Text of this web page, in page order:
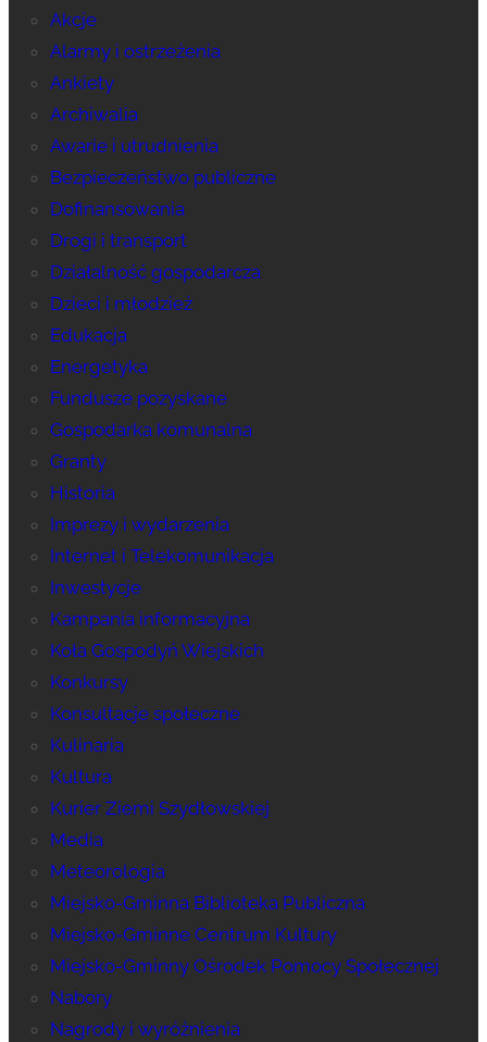
Akcje
Alarmy i ostrzeżenia
Ankiety
Archiwalia
Awarie i utrudnienia
Bezpieczeństwo publiczne
Dofinansowania
Drogi i transport
Działalność gospodarcza
Dzieci i młodzież
Edukacja
Energetyka
Fundusze pozyskane
Gospodarka komunalna
Granty
Historia
Imprezy i wydarzenia
Internet i Telekomunikacja
Inwestycje
Kampania informacyjna
Koła Gospodyń Wiejskich
Konkursy
Konsultacje społeczne
Kulinaria
Kultura
Kurier Ziemi Szydłowskiej
Media
Meteorologia
Miejsko-Gminna Biblioteka Publiczna
Miejsko-Gminne Centrum Kultury
Miejsko-Gminny Ośrodek Pomocy Społecznej
Nabory
Nagrody i wyróżnienia